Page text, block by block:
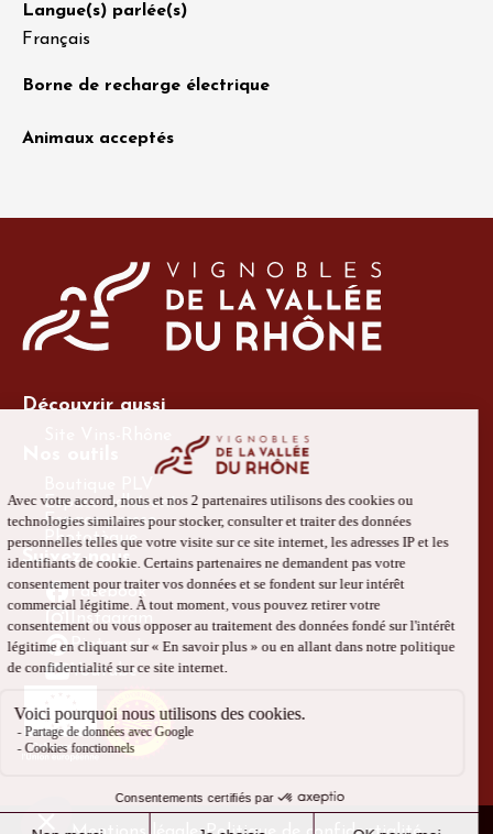
Langue(s) parlée(s)
Français
Borne de recharge électrique
Animaux acceptés
Découvrir aussi
Espace adhérent
Espace presse
Phototèque
Suivez-nous
Facebook
Instagram
Pinterest
Youtube